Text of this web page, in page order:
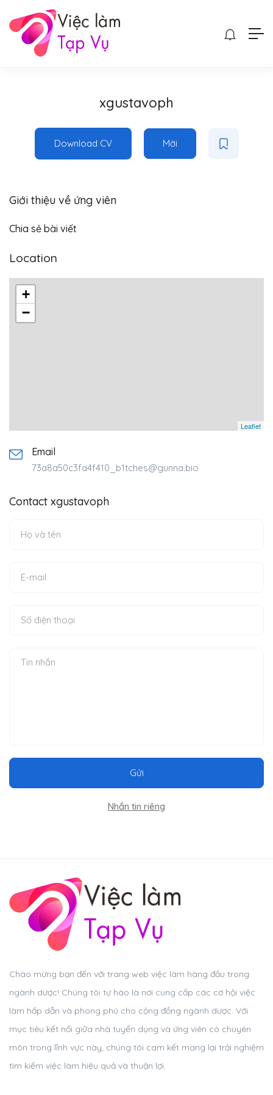
xgustavoph
Download CV Mời
Giới thiệu về ứng viên
Chia sẻ bài viết
Location
+
−
Leaflet
Email
73a8a50c3fa4f410_b1tches@gunna.bio
Contact xgustavoph
Gửi
Nhắn tin riêng
Chào mừng bạn đến với trang web việc làm hàng đầu trong
ngành dược! Chúng tôi tự hào là nơi cung cấp các cơ hội việc
làm hấp dẫn và phong phú cho cộng đồng ngành dược. Với
mục tiêu kết nối giữa nhà tuyển dụng và ứng viên có chuyên
môn trong lĩnh vực này, chúng tôi cam kết mang lại trải nghiệm
tìm kiếm việc làm hiệu quả và thuận lợi.